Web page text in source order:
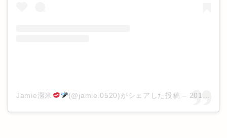
Jamie潔米 (@jamie.0520)がシェアした投稿 – 2019年 7月月7日午前8時58分PDT